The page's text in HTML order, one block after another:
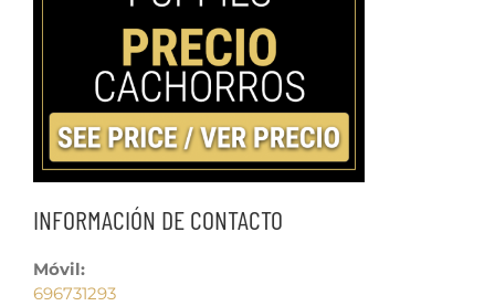
INFORMACIÓN DE CONTACTO
Móvil:
696731293